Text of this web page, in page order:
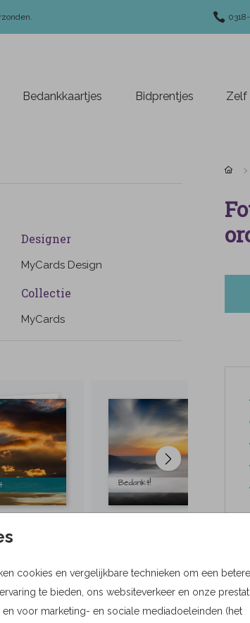
Bedankkaartjes Bidprentjes Zelf
cookies en vergelijkbare technieken om een betere
te bieden, ons websiteverkeer en onze
en voor marketing- en sociale mediadoeleinden (het
Designer
MyCards Design
Collectie
MyCards